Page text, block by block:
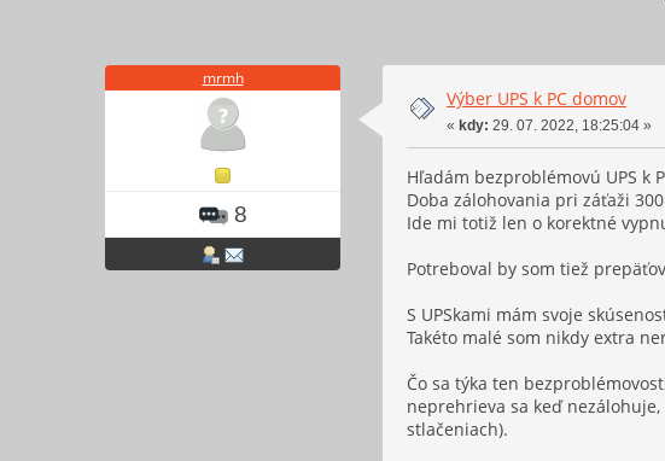
mrmh
8
Výber UPS k PC domov
« kdy: 29. 07. 2022, 18:25:04 »
Hľadám bezproblémovú UPS k
Doba zálohovania pri záťaži
Ide mi totiž len o korektné
Potreboval by som tiež
S UPSkami mám svoje
Takéto malé som nikdy extra
Čo sa týka ten
neprehrieva sa keď
stlačeniach).